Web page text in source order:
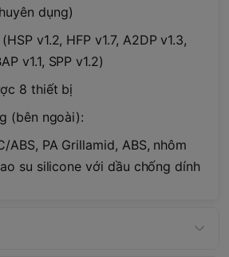
dụng)
v1.2, HFP v1.7, A2DP v1.3,
v1.1, SPP v1.2)
8 thiết bị
(bên ngoài):
ABS, PA Grillamid, ABS, nhôm
su silicone với dầu chống dính